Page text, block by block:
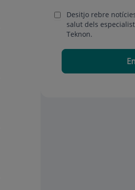
Desitjo rebre
salut dels
Teknon.